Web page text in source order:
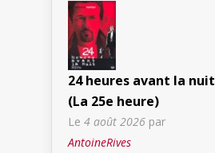
24 heures avant la nuit
(La 25e heure)
Le 4 août 2026 par
AntoineRives